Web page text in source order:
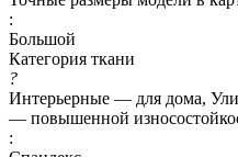
:
Большой
Категория ткани
?
Интерьерные — для дома,
— повышенной
: